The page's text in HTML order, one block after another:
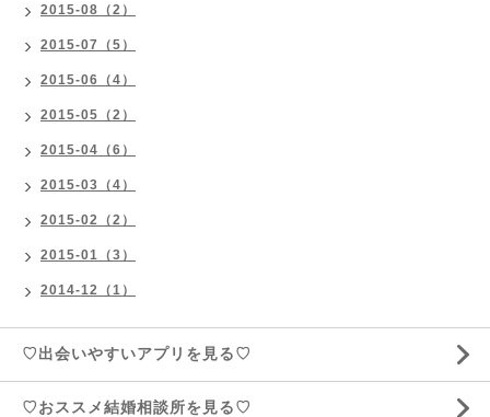
2015-08（2）
2015-07（5）
2015-06（4）
2015-05（2）
2015-04（6）
2015-03（4）
2015-02（2）
2015-01（3）
2014-12（1）
♡出会いやすいアプリを見る♡
♡おススメ結婚相談所を見る♡